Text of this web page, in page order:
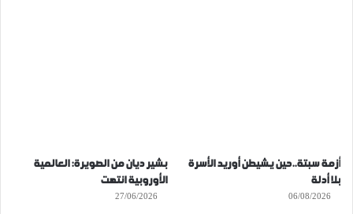
أزمة سبتة..حين يشيطن أوريد الأسرة
بلا أدلة
06/08/2026
بشير ديان من الصويرة: العالمية
الأوروبية انتهت
27/06/2026